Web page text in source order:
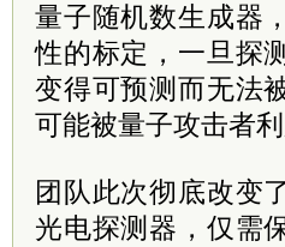
量子随机数生成器
性的标定，一旦探
变得可预测而无法
可能被量子攻击者
团队此次彻底改变
光电探测器，仅需